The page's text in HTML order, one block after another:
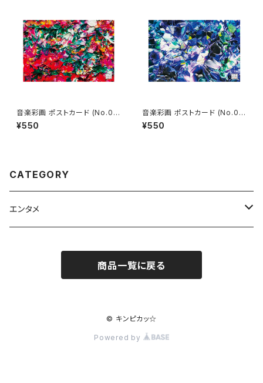
音楽彩画 ポストカード (No.08
71)
¥550
音楽彩画 ポストカード (No.09
18)
¥550
CATEGORY
エンタメ
商品一覧に戻る
© キンピカッ☆
Powered by